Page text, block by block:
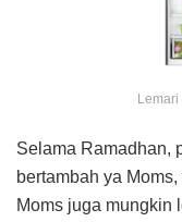
Lemari
Selama Ramadhan,
bertambah ya
Moms juga mungkin